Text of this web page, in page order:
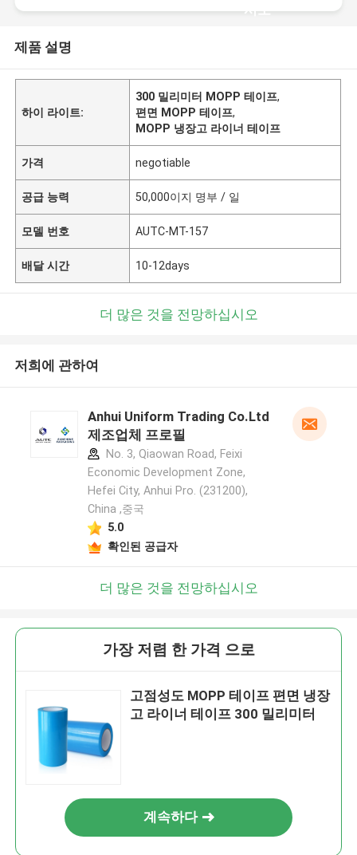
시오
제품 설명
하이 라이트:
300 밀리미터 MOPP 테이프,
편면 MOPP 테이프,
MOPP 냉장고 라이너 테이프
가격 negotiable
공급 능력 50,000이지 명부 / 일
모델 번호 AUTC-MT-157
배달 시간 10-12days
더 많은 것을 전망하십시오
저희에 관하여
Anhui Uniform Trading Co.Ltd
제조업체 프로필
No. 3, Qiaowan Road, Feixi
Economic Development Zone,
Hefei City, Anhui Pro. (231200),
China ,중국
5.0
확인된 공급자
더 많은 것을 전망하십시오
가장 저렴 한 가격 으로
고점성도 MOPP 테이프 편면 냉장
고 라이너 테이프 300 밀리미터
계속하다